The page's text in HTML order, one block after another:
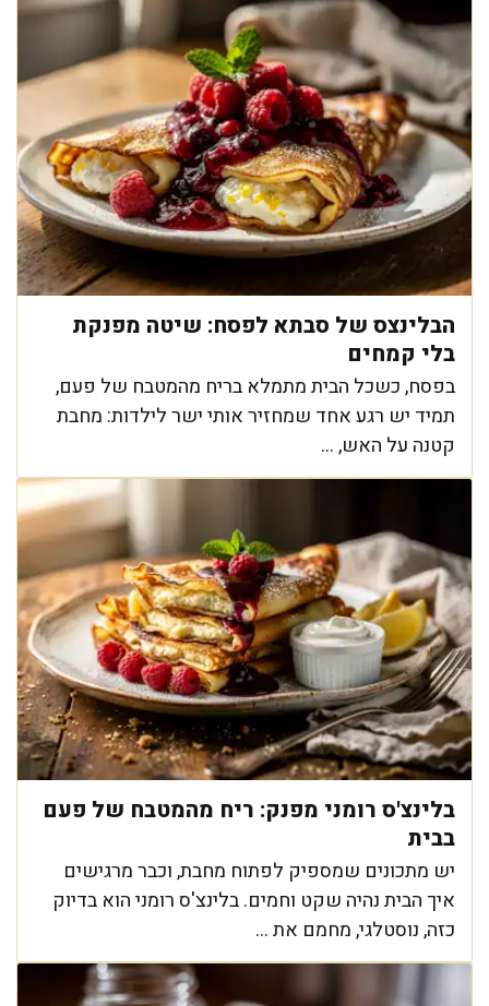
הבלינצס של סבתא לפסח: שיטה מפנקת
בלי קמחים
בפסח, כשכל הבית מתמלא בריח מהמטבח של פעם,
תמיד יש רגע אחד שמחזיר אותי ישר לילדות: מחבת
קטנה על האש, ...
בלינצ'ס רומני מפנק: ריח מהמטבח של פעם
בבית
יש מתכונים שמספיק לפתוח מחבת, וכבר מרגישים
איך הבית נהיה שקט וחמים. בלינצ'ס רומני הוא בדיוק
כזה, נוסטלגי, מחמם את ...